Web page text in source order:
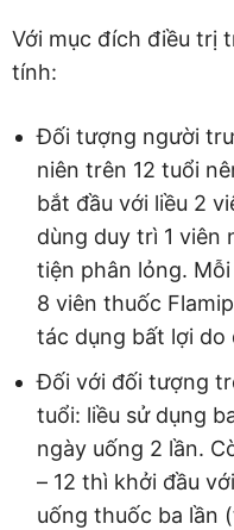
Với mục đích điều trị
tính:
Đối tượng người
niên trên 12 tuổi
bắt đầu với liều 2
dùng duy trì 1 viên
tiện phân lỏng.
8 viên thuốc
tác dụng bất lợi do
Đối với đối tượng
tuổi: liều sử dụng
ngày uống 2 lần.
– 12 thì khởi đầu
uống thuốc ba lần